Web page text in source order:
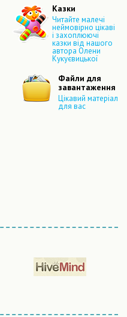
Казки
Читайте малечі
неймовірно цікаві
і захоплюючі
казки від нашого
автора Олени
Кукуєвицької
Файли для
завантаження
Цікавий матеріал
для вас